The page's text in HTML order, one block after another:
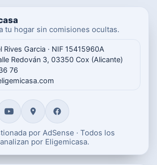
tu hogar sin comisiones ocultas.
Rives Garcia · NIF 15415960A
Redován 3, 03350 Cox (Alicante)
76
por AdSense · Todos los
por Eligemicasa.